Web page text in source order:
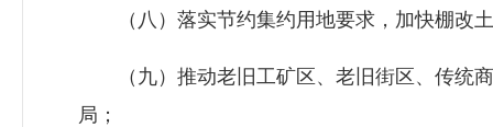
（八）落实节约集约用地要求，加快棚改
（九）推动老旧工矿区、老旧街区、传统商
局；